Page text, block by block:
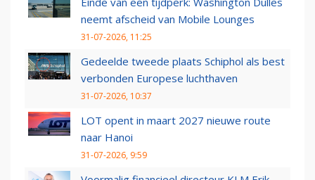
neemt afscheid van Mobile Lounges
31-07-2026, 11:25
Gedeelde tweede plaats Schiphol als best
verbonden Europese luchthaven
31-07-2026, 10:37
LOT opent in maart 2027 nieuwe route
naar Hanoi
31-07-2026, 9:59